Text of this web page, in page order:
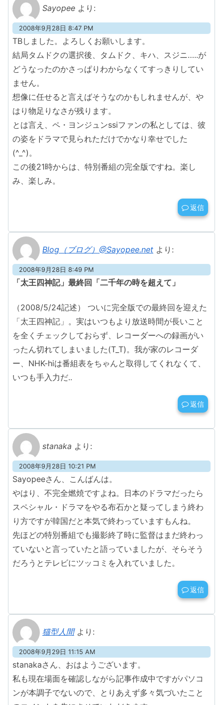
Sayopee より:
2008年9月28日 8:47 PM
TBしました。よろしくお願いします。
結局タムドクの選択後、タムドク、キハ、スジニ…..が
どうなったのかさっぱりわからなくてすっきりしてい
ません。
想像に任せると言えばそうなのかもしれませんが、や
はり物足りなさが残ります。
とは言え、ペ・ヨンジュンssiファンの私としては、彼
の姿をドラマで見られただけでかなり幸せでした
(^_^)。
この後21時からは、特別番組の完全版ですね。楽し
み、楽しみ。
返信
Blog（ブログ）@Sayopee.net より:
2008年9月28日 8:49 PM
「太王四神記」最終回「二千年の時を超えて」
（2008/5/24記述） ついに完全版での最終回を迎えた
「太王四神記」。実はいつもより放送時間が長いこと
を全くチェックしておらず、レコーダーへの録画がい
ったん切れてしまいました(T_T)。我が家のレコーダ
ー、NHK-hiは番組表をちゃんと取得してくれなくて、
いつも手入力だ..
返信
stanaka より:
2008年9月28日 10:21 PM
Sayopeeさん、こんばんは。
やはり、不完全燃焼ですよね。日本のドラマだったら
スペシャル・ドラマをやる布石かと疑ってしまう終わ
り方ですが韓国だと本気で終わっていますもんね。
先ほどの特別番組でも撮影終了時に監督はまだ終わっ
ていないと言っていたと語っていましたが、そらそう
だろうとテレビにツッコミを入れていました。
返信
猫型人間 より:
2008年9月29日 11:15 AM
stanakaさん、おはようございます。
私も現在場面を確認しながら記事作成中ですがパソコ
ンが本調子でないので、とりあえず多々気づいたこと